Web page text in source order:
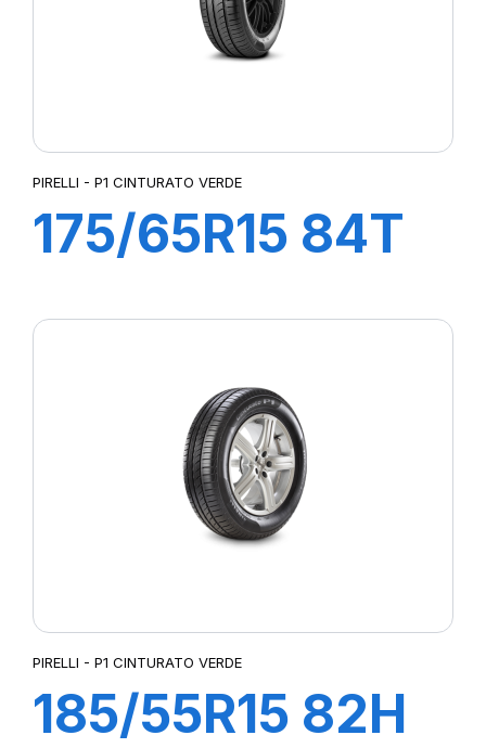
PIRELLI - P1 CINTURATO VERDE
175/65R15 84T
PIRELLI - P1 CINTURATO VERDE
185/55R15 82H